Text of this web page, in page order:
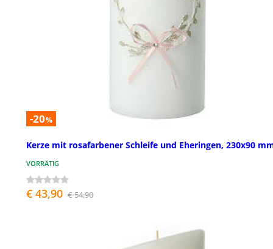
-20%
Kerze mit rosafarbener Schleife und Eheringen, 230x90
VORRÄTIG
€ 43,90 € 54,90